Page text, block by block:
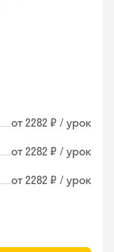
от 2282 ₽ / урок
от 2282 ₽ / урок
от 2282 ₽ / урок